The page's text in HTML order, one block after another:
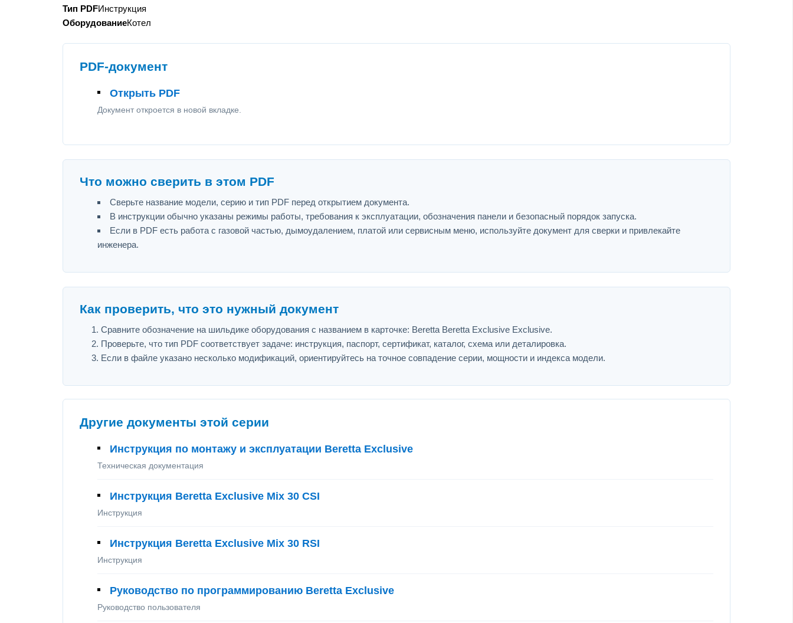
Тип PDFИнструкция
ОборудованиеКотел
PDF-документ
Открыть PDF
Документ откроется в новой вкладке.
Что можно сверить в этом PDF
Сверьте название модели, серию и тип PDF перед открытием документа.
В инструкции обычно указаны режимы работы, требования к эксплуатации, обозначения панели и безопасный порядок запуска.
Если в PDF есть работа с газовой частью, дымоудалением, платой или сервисным меню, используйте документ для сверки и привлекайте
инженера.
Как проверить, что это нужный документ
Сравните обозначение на шильдике оборудования с названием в карточке: Beretta Beretta Exclusive Exclusive.
Проверьте, что тип PDF соответствует задаче: инструкция, паспорт, сертификат, каталог, схема или деталировка.
Если в файле указано несколько модификаций, ориентируйтесь на точное совпадение серии, мощности и индекса модели.
Другие документы этой серии
Инструкция по монтажу и эксплуатации Beretta Exclusive
Техническая документация
Инструкция Beretta Exclusive Mix 30 CSI
Инструкция
Инструкция Beretta Exclusive Mix 30 RSI
Инструкция
Руководство по программированию Beretta Exclusive
Руководство пользователя